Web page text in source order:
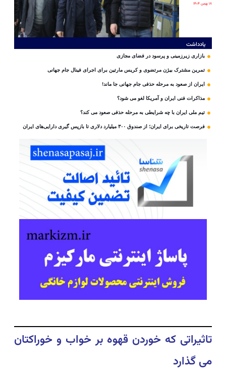
۱۸ بهمن ۱۴۰۴
یادداشت
بازاری زیرزمینی و پرسود در فضای مجازی
تمرین مشترک بیژن مرتضوی و کریس مارتین برای اجرای فینال جام جهانی
ایران از صعود به مرحله حذفی جام جهانی جا ماند!
مذاکرات فنی ایران و آمریکا لغو می شود؟
تیم ملی ایران با چه شرایطی به مرحله حذفی صعود می کند؟
فرصت تاریخی برای ایران؛ از صندوق ۳۰۰ میلیارد دلاری تا بازپس گیری دارایی‌های ایران
تاثیراتی که خوردن قهوه بر خواب و خوراکتان
می گذارد